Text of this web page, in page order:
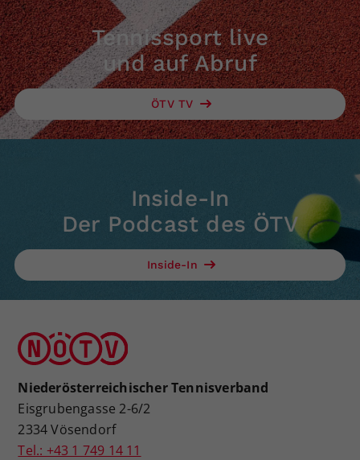
Tennissport live
und auf Abruf
ÖTV TV
Inside-In
Der Podcast des ÖTV
Inside-In
Niederösterreichischer Tennisverband
Eisgrubengasse 2-6/2
2334 Vösendorf
Tel.: +43 1 749 14 11